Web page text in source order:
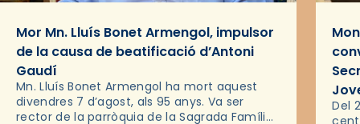
Mor Mn. Lluís Bonet Armengol, impulsor
de la causa de beatificació d’Antoni
Gaudí
Mn. Lluís Bonet Armengol ha mort aquest
divendres 7 d’agost, als 95 anys. Va ser
rector de la parròquia de la Sagrada Família
Del